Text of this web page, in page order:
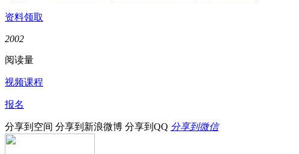
资料领取
2002
阅读量
视频课程
报名
分享到空间 分享到新浪微博 分享到QQ 分享到微信